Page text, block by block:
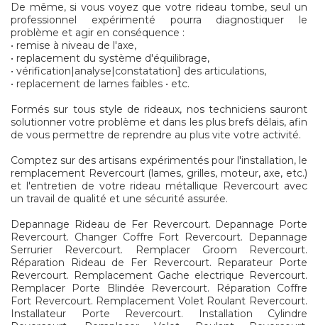
De même, si vous voyez que votre rideau tombe, seul un
professionnel expérimenté pourra diagnostiquer le
problème et agir en conséquence :
• remise à niveau de l'axe,
• replacement du système d'équilibrage,
• vérification|analyse|constatation] des articulations,
• replacement de lames faibles • etc.
Formés sur tous style de rideaux, nos techniciens sauront
solutionner votre problème et dans les plus brefs délais, afin
de vous permettre de reprendre au plus vite votre activité.
Comptez sur des artisans expérimentés pour l'installation, le
remplacement Revercourt (lames, grilles, moteur, axe, etc.)
et l'entretien de votre rideau métallique Revercourt avec
un travail de qualité et une sécurité assurée.
Depannage Rideau de Fer Revercourt. Depannage Porte
Revercourt. Changer Coffre Fort Revercourt. Depannage
Serrurier Revercourt. Remplacer Groom Revercourt.
Réparation Rideau de Fer Revercourt. Reparateur Porte
Revercourt. Remplacement Gache electrique Revercourt.
Remplacer Porte Blindée Revercourt. Réparation Coffre
Fort Revercourt. Remplacement Volet Roulant Revercourt.
Installateur Porte Revercourt. Installation Cylindre